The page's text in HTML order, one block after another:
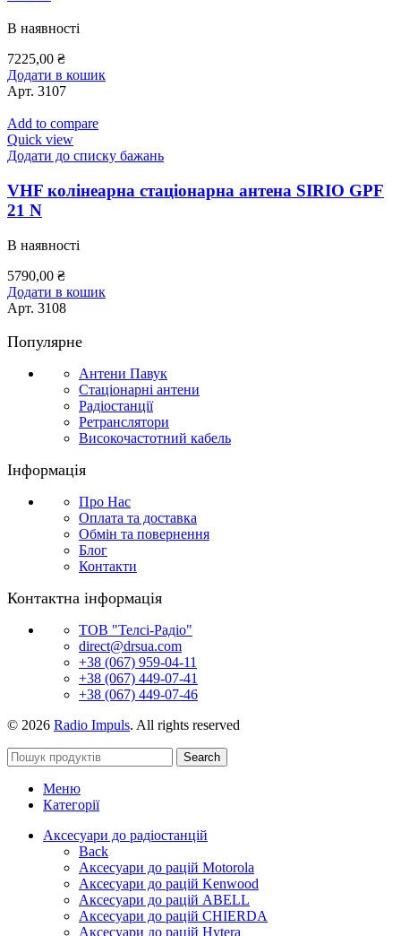
В наявності
7225,00 ₴
Додати в кошик
Арт. 3107
Add to compare
Quick view
Додати до списку бажань
VHF колінеарна стаціонарна антена SIRIO GPF
21 N
В наявності
5790,00 ₴
Додати в кошик
Арт. 3108
Популярне
Антени Павук
Стаціонарні антени
Радіостанції
Ретранслятори
Високочастотний кабель
Інформація
Про Нас
Оплата та доставка
Обмін та повернення
Блог
Контакти
Контактна інформація
ТОВ "Телсі-Радіо"
direct@drsua.com
+38 (067) 959-04-11
+38 (067) 449-07-41
+38 (067) 449-07-46
© 2026 Radio Impuls. All rights reserved
Search
Меню
Категорії
Аксесуари до радіостанцій
Back
Аксесуари до рацій Motorola
Аксесуари до рацій Kenwood
Аксесуари до рацій ABELL
Аксесуари до рацій CHIERDA
Аксесуари до рацій Hytera